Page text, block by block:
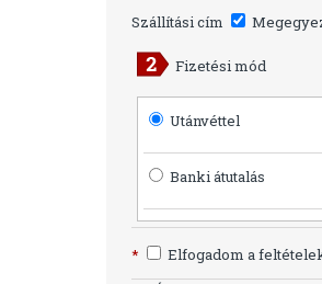
Szállítási cím
Fizetési mód
Utánvéttel
Banki átutalás
* Elfogadom a